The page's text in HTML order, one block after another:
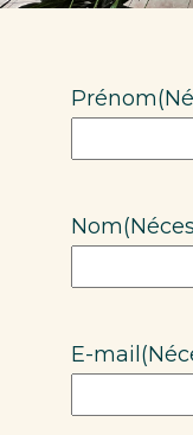
Prénom
Nom
E-mail